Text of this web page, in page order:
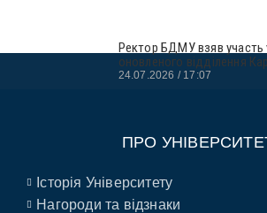
Ректор БДМУ взяв участь
оновленого відділення
24.07.2026 17:07
ПРО
Історія Університету
Нагороди та відзнаки